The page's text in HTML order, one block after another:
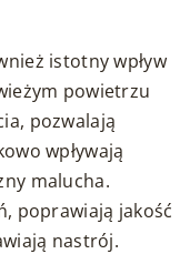
istotny wpływ
powietrzu
pozwalają
wpływają
malucha.
poprawiają jakość
nastrój.